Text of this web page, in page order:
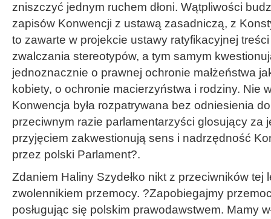
zniszczyć jednym ruchem dłoni. Wątpliwości
zapisów Konwencji z ustawą zasadniczą, z
to zawarte w projekcie ustawy ratyfikacyjnej
zwalczania stereotypów, a tym samym
jednoznacznie o prawnej ochronie małżeństwa
kobiety, o ochronie macierzyństwa i rodziny. Nie
Konwencja była rozpatrywana bez odniesienia
przeciwnym razie parlamentarzyści glosujący za
przyjęciem zakwestionują sens i nadrzędność
przez polski Parlament?.
Zdaniem Haliny Szydełko nikt z przeciwników tej
zwolennikiem przemocy. ?Zapobiegajmy
posługując się polskim prawodawstwem. Mamy